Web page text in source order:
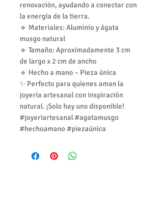
renovación, ayudando a conectar con
la energía de la tierra.
🔹 Materiales: Aluminio y ágata
musgo natural
🔹 Tamaño: Aproximadamente 3 cm
de largo x 2 cm de ancho
🔹 Hecho a mano – Pieza única
✨ Perfecto para quienes aman la
joyería artesanal con inspiración
natural. ¡Solo hay uno disponible!
#joyeriartesanal #agatamusgo
#hechoamano #piezaúnica